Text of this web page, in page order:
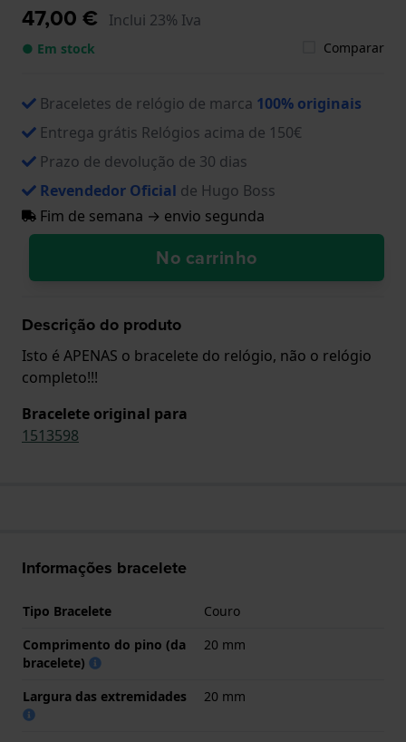
47,00 € Inclui 23% Iva
● Em stock Comparar
Braceletes de relógio de marca 100% originais
Entrega grátis Relógios acima de 150€
Prazo de devolução de 30 dias
Revendedor Oficial de Hugo Boss
Fim de semana → envio segunda
No carrinho
Descrição do produto
Isto é APENAS o bracelete do relógio, não o relógio
completo!!!
Bracelete original para
1513598
Informações bracelete
Tipo Bracelete
Couro
Comprimento do pino (da
bracelete)
20 mm
Largura das extremidades 20 mm